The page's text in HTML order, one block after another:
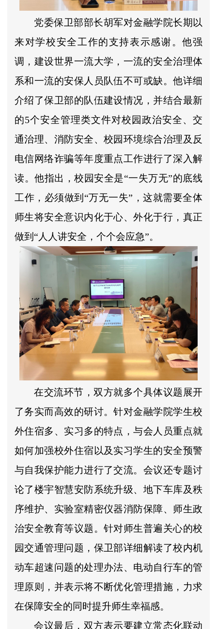
党委保卫部部长胡军对金融学院长期以
来对学校安全工作的支持表示感谢。他强
调，建设世界一流大学，一流的安全治理体
系和一流的安保人员队伍不可或缺。他详细
介绍了保卫部的队伍建设情况，并结合最新
的5个安全管理类文件对校园政治安全、交
通治理、消防安全、校园环境综合治理及反
电信网络诈骗等年度重点工作进行了深入解
读。他指出，校园安全是“一失万无”的底线
工作，必须做到“万无一失”，这就需要全体
师生将安全意识内化于心、外化于行，真正
做到“人人讲安全，个个会应急”。
在交流环节，双方就多个具体议题展开
了务实而高效的研讨。针对金融学院学生校
外住宿多、实习多的特点，与会人员重点就
如何加强校外住宿以及实习学生的安全预警
与自我保护能力进行了交流。会议还专题讨
论了楼宇智慧安防系统升级、地下车库及秩
序维护、实验室精密仪器消防保障、师生政
治安全教育等议题。针对师生普遍关心的校
园交通管理问题，保卫部详细解读了校内机
动车超速问题的处理办法、电动自行车的管
理原则，并表示将不断优化管理措施，力求
在保障安全的同时提升师生幸福感。
会议最后，双方表示要建立常态化联动